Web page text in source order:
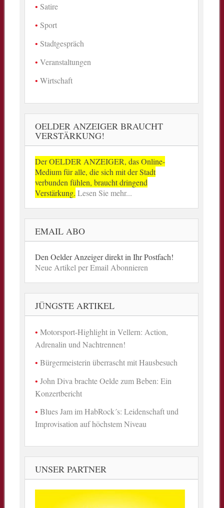
Satire
Sport
Stadtgespräch
Veranstaltungen
Wirtschaft
OELDER ANZEIGER BRAUCHT
VERSTÄRKUNG!
Der OELDER ANZEIGER, das Online-
Medium für alle, die sich mit der Stadt
verbunden fühlen, braucht dringend
Verstärkung. Lesen Sie mehr...
EMAIL ABO
Den Oelder Anzeiger direkt in Ihr Postfach!
Neue Artikel per Email Abonnieren
JÜNGSTE ARTIKEL
Motorsport-Highlight in Vellern: Action,
Adrenalin und Nachtrennen!
Bürgermeisterin überrascht mit Hausbesuch
John Diva brachte Oelde zum Beben: Ein
Konzertbericht
Blues Jam im HabRock´s: Leidenschaft und
Improvisation auf höchstem Niveau
UNSER PARTNER